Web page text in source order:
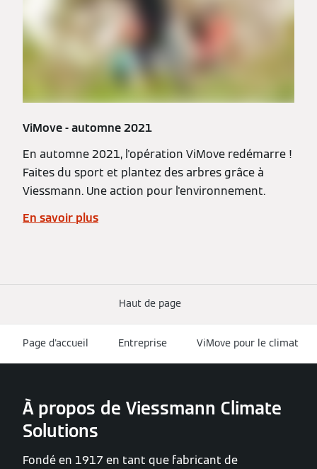
ViMove - automne 2021
En automne 2021, l'opération ViMove redémarre !
Faites du sport et plantez des arbres grâce à
Viessmann. Une action pour l'environnement.
En savoir plus
Haut de page
Page d'accueil Entreprise ViMove pour le climat
À propos de Viessmann Climate
Solutions
Fondé en 1917 en tant que fabricant de